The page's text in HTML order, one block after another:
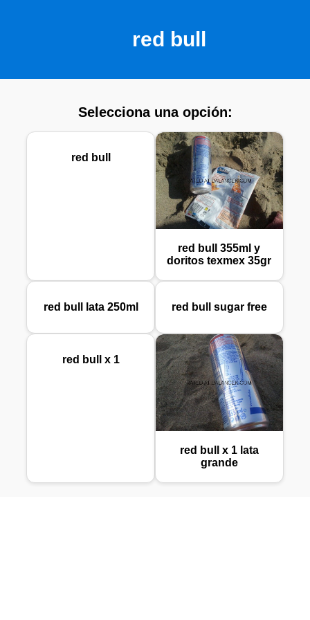
red bull
Selecciona una opción:
red bull
red bull 355ml y
doritos texmex 35gr
red bull lata 250ml red bull sugar free
red bull x 1
red bull x 1 lata
grande